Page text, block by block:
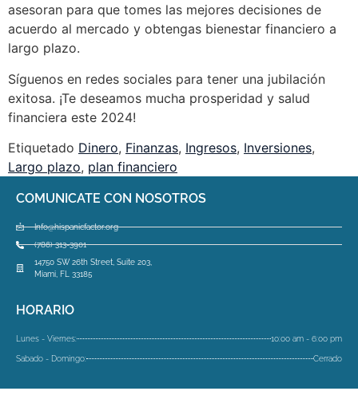
asesoran para que tomes las mejores decisiones de
acuerdo al mercado y obtengas bienestar financiero a
largo plazo.
Síguenos en redes sociales para tener una jubilación
exitosa. ¡Te deseamos mucha prosperidad y salud
financiera este 2024!
Etiquetado Dinero, Finanzas, Ingresos, Inversiones,
Largo plazo, plan financiero
COMUNICATE CON NOSOTROS
Info@hispanicfactor.org
(786) 313-3901
14750 SW 26th Street, Suite 203,
Miami, FL 33185
HORARIO
Lunes - Viernes: 10:00 am - 6:00 pm
Sabado - Domingo: Cerrado